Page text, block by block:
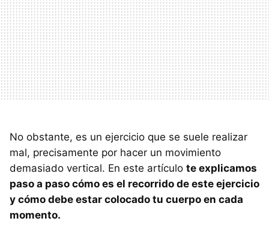
No obstante, es un ejercicio que se suele realizar
mal, precisamente por hacer un movimiento
demasiado vertical. En este artículo te explicamos
paso a paso cómo es el recorrido de este ejercicio
y cómo debe estar colocado tu cuerpo en cada
momento.